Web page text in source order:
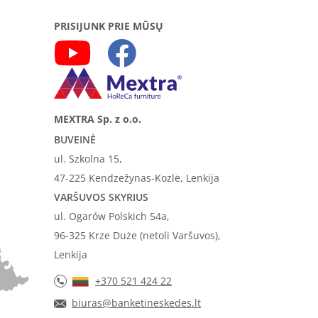
PRISIJUNK PRIE MŪSŲ
MEXTRA Sp. z o.o.
BUVEINĖ
ul. Szkolna 15,
47-225 Kendzežynas-Kozlė, Lenkija
VARŠUVOS SKYRIUS
ul. Ogarów Polskich 54a,
96-325 Krze Duże (netoli Varšuvos),
Lenkija
+370 521 424 22
biuras@banketineskedes.lt